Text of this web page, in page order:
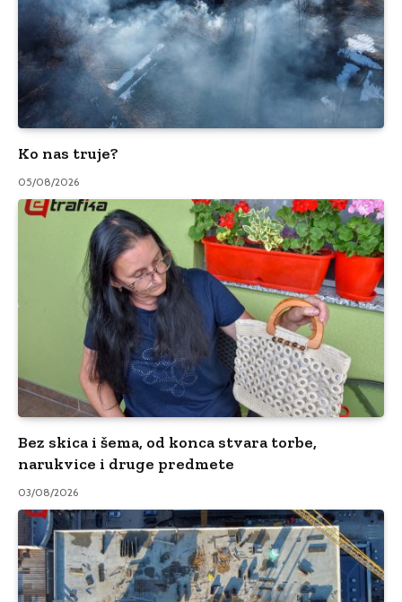
Ko nas truje?
05/08/2026
Bez skica i šema, od konca stvara torbe,
narukvice i druge predmete
03/08/2026